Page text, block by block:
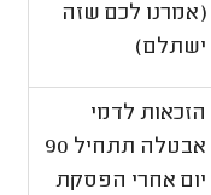
(אמרנו לכם שזה
ישתלם)
הזכאות לדמי
אבטלה תתחיל 90
יום אחרי הפסקת